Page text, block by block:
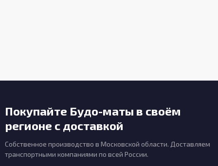
Покупайте Будо-маты в своём
регионе с доставкой
Собственное производство в Московской области. Доставляем
транспортными компаниями по всей России.